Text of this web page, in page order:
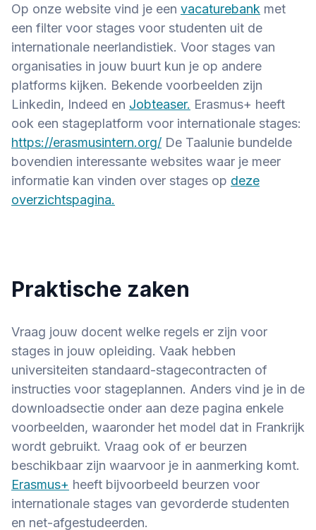
Op onze website vind je een vacaturebank met
een filter voor stages voor studenten uit de
internationale neerlandistiek. Voor stages van
organisaties in jouw buurt kun je op andere
platforms kijken. Bekende voorbeelden zijn
Linkedin, Indeed en Jobteaser. Erasmus+ heeft
ook een stageplatform voor internationale stages:
https://erasmusintern.org/ De Taalunie bundelde
bovendien interessante websites waar je meer
informatie kan vinden over stages op deze
overzichtspagina.
Praktische zaken
Vraag jouw docent welke regels er zijn voor
stages in jouw opleiding. Vaak hebben
universiteiten standaard-stagecontracten of
instructies voor stageplannen. Anders vind je in de
downloadsectie onder aan deze pagina enkele
voorbeelden, waaronder het model dat in Frankrijk
wordt gebruikt. Vraag ook of er beurzen
beschikbaar zijn waarvoor je in aanmerking komt.
Erasmus+ heeft bijvoorbeeld beurzen voor
internationale stages van gevorderde studenten
en net-afgestudeerden.